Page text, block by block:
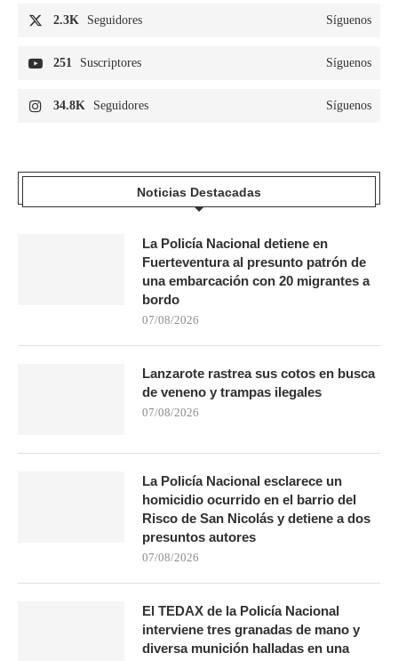
2.3K Seguidores Síguenos
251 Suscriptores Síguenos
34.8K Seguidores Síguenos
Noticias Destacadas
La Policía Nacional detiene en
Fuerteventura al presunto patrón de
una embarcación con 20 migrantes a
bordo
07/08/2026
Lanzarote rastrea sus cotos en busca
de veneno y trampas ilegales
07/08/2026
La Policía Nacional esclarece un
homicidio ocurrido en el barrio del
Risco de San Nicolás y detiene a dos
presuntos autores
07/08/2026
El TEDAX de la Policía Nacional
interviene tres granadas de mano y
diversa munición halladas en una